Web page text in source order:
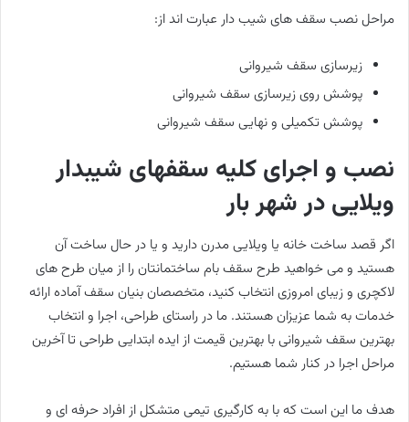
مراحل نصب سقف های شیب دار عبارت اند از:
زیرسازی سقف شیروانی
پوشش روی زیرسازی سقف شیروانی
پوشش تکمیلی و نهایی سقف شیروانی
نصب و اجرای کلیه سقفهای شیبدار
ویلایی در شهر بار
اگر قصد ساخت خانه یا ویلایی مدرن دارید و یا در حال ساخت آن
هستید و می خواهید طرح سقف بام ساختمانتان را از میان طرح های
لاکچری و زیبای امروزی انتخاب کنید، متخصصان بنیان سقف آماده ارائه
خدمات به شما عزیزان هستند. ما در راستای طراحی، اجرا و انتخاب
بهترین سقف شیروانی با بهترین قیمت از ایده ابتدایی طراحی تا آخرین
مراحل اجرا در کنار شما هستیم.
هدف ما این است که با به کارگیری تیمی متشکل از افراد حرفه ای و